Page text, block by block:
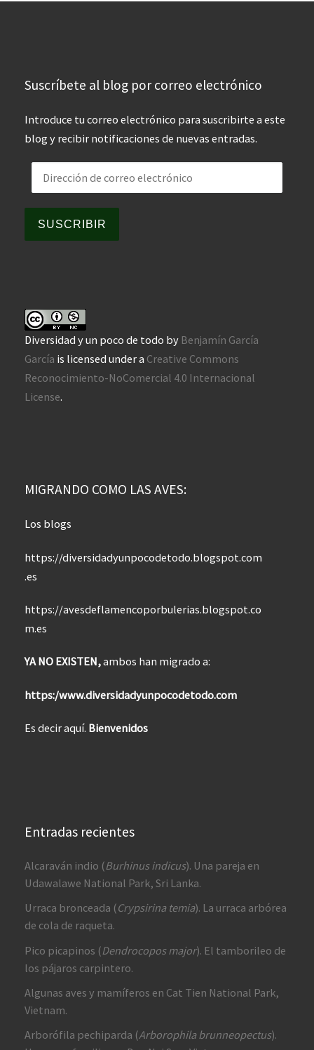
Suscríbete al blog por correo electrónico
Introduce tu correo electrónico para suscribirte a este
blog y recibir notificaciones de nuevas entradas.
Dirección de correo electrónico
SUSCRIBIR
Diversidad y un poco de todo by Benjamín García
García is licensed under a Creative Commons
Reconocimiento-NoComercial 4.0 Internacional
License.
MIGRANDO COMO LAS AVES:
Los blogs
https://diversidadyunpocodetodo.blogspot.com
.es
https://avesdeflamencoporbulerias.blogspot.co
m.es
YA NO EXISTEN,ambos han migrado a:
https:/www.diversidadyunpocodetodo.com
Es decir aquí. Bienvenidos
Entradas recientes
Alcaraván indio (Burhinus indicus). Una pareja en
Udawalawe National Park, Sri Lanka.
Urraca bronceada (Crypsirina temia). La urraca arbórea
de cola de raqueta.
Pico picapinos (Dendrocopos major). El tamborileo de
los pájaros carpintero.
Algunas aves y mamíferos en Cat Tien National Park,
Vietnam.
Arborófila pechiparda (Arborophila brunneopectus).